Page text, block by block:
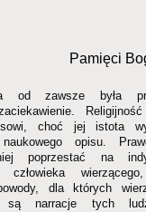
Pamięci
od zawsze była
Religijność
choć jej istota
opisu.
poprzestać na
człowieka
dla których
są narracje tych